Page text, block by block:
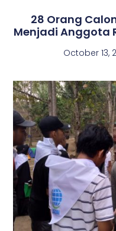
28 Orang
Menjadi Anggota
October 13,